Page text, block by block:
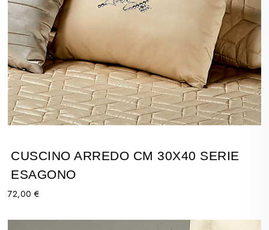
CUSCINO ARREDO CM 30X40 SERIE
ESAGONO
72,00 €